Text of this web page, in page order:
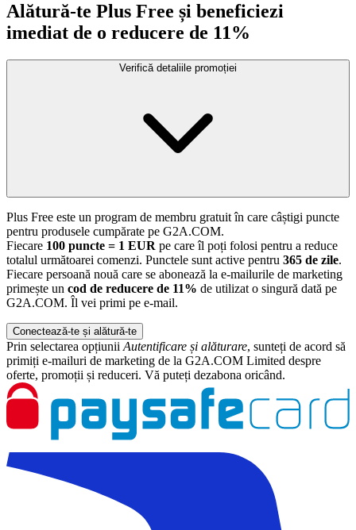
Alătură-te Plus Free și beneficiezi
imediat de o reducere de 11%
Verifică detaliile promoției
Plus Free este un program de membru gratuit în care câștigi puncte
pentru produsele cumpărate pe G2A.COM.
Fiecare 100 puncte = 1 EUR pe care îl poți folosi pentru a reduce
totalul următoarei comenzi. Punctele sunt active pentru 365 de zile.
Fiecare persoană nouă care se abonează la e-mailurile de marketing
primește un cod de reducere de 11% de utilizat o singură dată pe
G2A.COM. Îl vei primi pe e-mail.
Conectează-te și alătură-te
Prin selectarea opțiunii Autentificare și alăturare, sunteți de acord să
primiți e-mailuri de marketing de la G2A.COM Limited despre
oferte, promoții și reduceri. Vă puteți dezabona oricând.